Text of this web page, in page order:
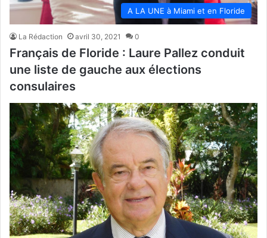
A LA UNE à Miami et en Floride
La Rédaction avril 30, 2021 0
Français de Floride : Laure Pallez conduit
une liste de gauche aux élections
consulaires